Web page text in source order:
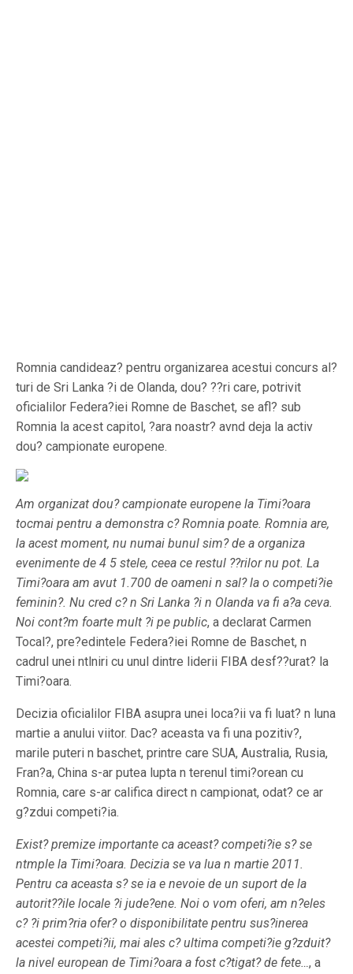
Romnia candideaz? pentru organizarea acestui concurs al?
turi de Sri Lanka ?i de Olanda, dou? ??ri care, potrivit
oficialilor Federa?iei Romne de Baschet, se afl? sub
Romnia la acest capitol, ?ara noastr? avnd deja la activ
dou? campionate europene.
Am organizat dou? campionate europene la Timi?oara
tocmai pentru a demonstra c? Romnia poate. Romnia are,
la acest moment, nu numai bunul sim? de a organiza
evenimente de 4 5 stele, ceea ce restul ??rilor nu pot. La
Timi?oara am avut 1.700 de oameni n sal? la o competi?ie
feminin?. Nu cred c? n Sri Lanka ?i n Olanda va fi a?a ceva.
Noi cont?m foarte mult ?i pe public, a declarat Carmen
Tocal?, pre?edintele Federa?iei Romne de Baschet, n
cadrul unei ntlniri cu unul dintre liderii FIBA desf??urat? la
Timi?oara.
Decizia oficialilor FIBA asupra unei loca?ii va fi luat? n luna
martie a anului viitor. Dac? aceasta va fi una pozitiv?,
marile puteri n baschet, printre care SUA, Australia, Rusia,
Fran?a, China s-ar putea lupta n terenul timi?orean cu
Romnia, care s-ar califica direct n campionat, odat? ce ar
g?zdui competi?ia.
Exist? premize importante ca aceast? competi?ie s? se
ntmple la Timi?oara. Decizia se va lua n martie 2011.
Pentru ca aceasta s? se ia e nevoie de un suport de la
autorit??ile locale ?i jude?ene. Noi o vom oferi, am n?eles
c? ?i prim?ria ofer? o disponibilitate pentru sus?inerea
acestei competi?ii, mai ales c? ultima competi?ie g?zduit?
la nivel european de Timi?oara a fost c?tigat? de fete…, a